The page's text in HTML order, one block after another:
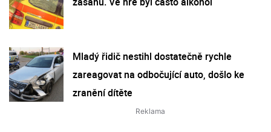
Mladý řidič nestihl dostatečně rychle
zareagovat na odbočující auto, došlo ke
zranění dítěte